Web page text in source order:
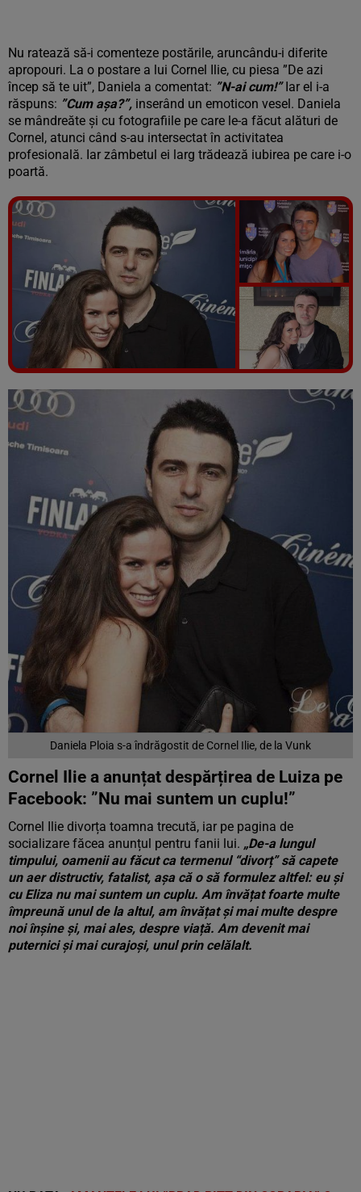
Nu ratează să-i comenteze postările, aruncându-i diferite
apropouri. La o postare a lui Cornel Ilie, cu piesa ”De azi
încep să te uit”, Daniela a comentat: ”N-ai cum!”Iar el i-a
răspuns: ”Cum așa?”, inserând un emoticon vesel. Daniela
se mândreăte și cu fotografiile pe care le-a făcut alături de
Cornel, atunci când s-au intersectat în activitatea
profesională. Iar zâmbetul ei larg trădează iubirea pe care i-o
poartă.
Vezi galeria foto
15 poze
Daniela Ploia s-a îndrăgostit de Cornel Ilie, de la Vunk
Cornel Ilie a anunțat despărțirea de Luiza pe
Facebook: ”Nu mai suntem un cuplu!”
Cornel Ilie divorța toamna trecută, iar pe pagina de
socializare făcea anunțul pentru fanii lui. „De-a lungul
timpului, oamenii au făcut ca termenul “divorț” să capete
un aer distructiv, fatalist, așa că o să formulez altfel: eu și
cu Eliza nu mai suntem un cuplu. Am învățat foarte multe
împreună unul de la altul, am învățat și mai multe despre
noi înșine și, mai ales, despre viață. Am devenit mai
puternici și mai curajoși, unul prin celălalt.